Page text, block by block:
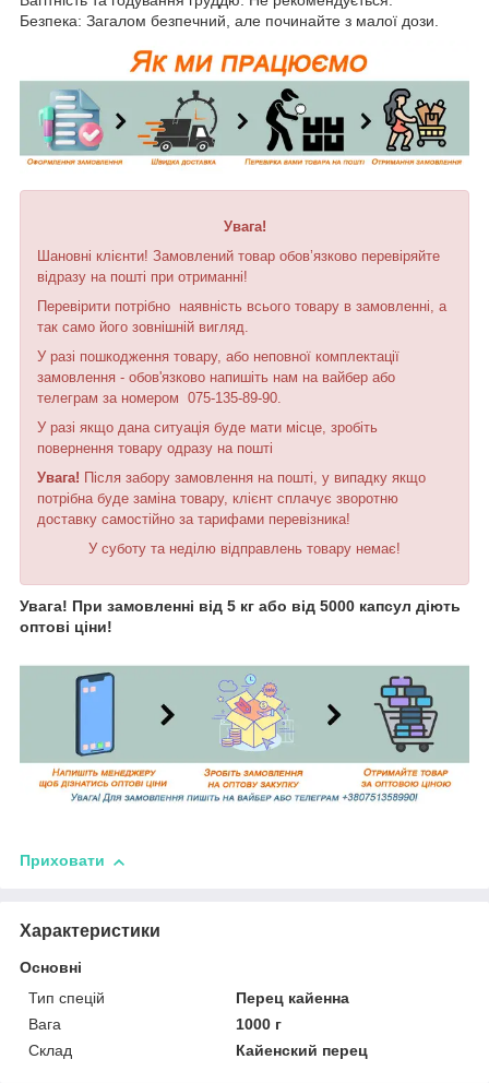
Безпека: Загалом безпечний, але починайте з малої дози.
Увага!
Шановні клієнти! Замовлений товар обов’язково перевіряйте
відразу на пошті при отриманні!
Перевірити потрібно наявність всього товару в замовленні, а
так само його зовнішній вигляд.
У разі пошкодження товару, або неповної комплектації
замовлення - обов'язково напишіть нам на вайбер або
телеграм за номером 075-135-89-90.
У разі якщо дана ситуація буде мати місце, зробіть
повернення товару одразу на пошті
Увага! Після забору замовлення на пошті, у випадку якщо
потрібна буде заміна товару, клієнт сплачує зворотню
доставку самостійно за тарифами перевізника!
У суботу та неділю відправлень товару немає!
Увага! При замовленні від 5 кг або від 5000 капсул діють
оптові ціни!
Приховати
Характеристики
Основні
Тип спецій
Перец кайенна
Вага
1000 г
Склад
Кайенский перец